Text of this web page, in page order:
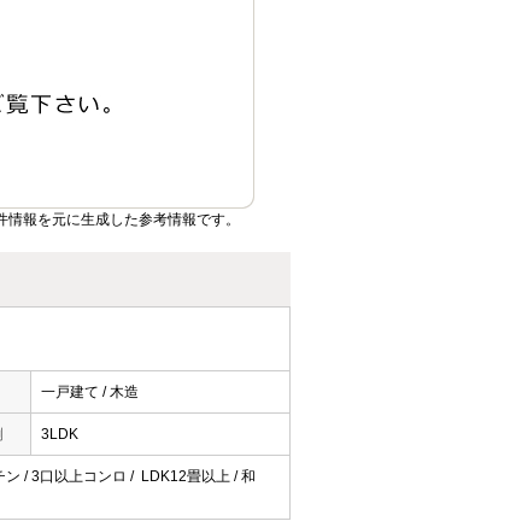
報を元に生成した参考情報です。
一戸建て / 木造
3LDK
/ 3口以上コンロ / LDK12畳以上 / 和